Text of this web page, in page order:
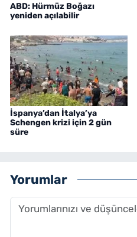
ABD: Hürmüz Boğazı
yeniden açılabilir
İspanya’dan İtalya’ya
Schengen krizi için 2 gün
süre
Yorumlar